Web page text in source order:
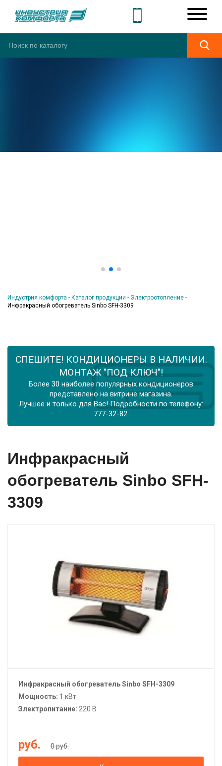
Индустрия комфорта - Каталог продукции - Электроотопление -
Инфракрасный обогреватель Sinbo SFH-3309
СПЕШИТЕ! КОНДИЦИОНЕРЫ В НАЛИЧИИ.
МОНТАЖ "ПОД КЛЮЧ"!
Более 30 наиболее популярных кондиционеров
представлено на витрине магазина.
Лучшее и только для Вас! Подробности по телефону:
777-32-82.
Инфракрасный
обогреватель Sinbo SFH-
3309
Инфракрасный обогреватель Sinbo SFH-3309
Мощность: 1 кВт
Электропитание: 220 В
руб. 0 руб.